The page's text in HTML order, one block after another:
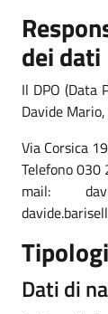
dei dati
Il DPO (Data
Davide
Via Corsica
Telefono 030
mail:
Dati di